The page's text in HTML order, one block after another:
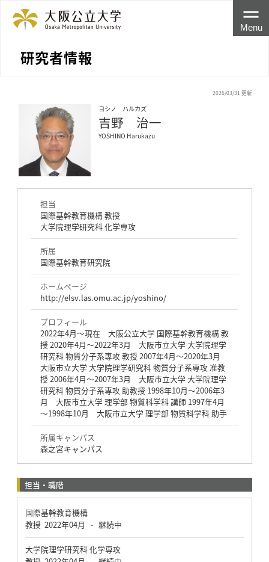
研究者情報
Menu
2026/03/31 更新
ヨシノ ハルカズ
吉野 治一
YOSHINO Harukazu
担当
国際基幹教育機構 教授
大学院理学研究科 化学専攻
所属
国際基幹教育研究院
ホームページ
http://elsv.las.omu.ac.jp/yoshino/
プロフィール
2022年4月～現在 大阪公立大学 国際基幹教育機構 教
授 2020年4月～2022年3月 大阪市立大学 大学院理学
研究科 物質分子系専攻 教授 2007年4月～2020年3月
大阪市立大学 大学院理学研究科 物質分子系専攻 准教
授 2006年4月～2007年3月 大阪市立大学 大学院理学
研究科 物質分子系専攻 助教授 1998年10月～2006年3
月 大阪市立大学 理学部 物質科学科 講師 1997年4月
～1998年10月 大阪市立大学 理学部 物質科学科 助手
所属キャンパス
森之宮キャンパス
担当・職階
国際基幹教育機構
教授 2022年04月 - 継続中
大学院理学研究科 化学専攻